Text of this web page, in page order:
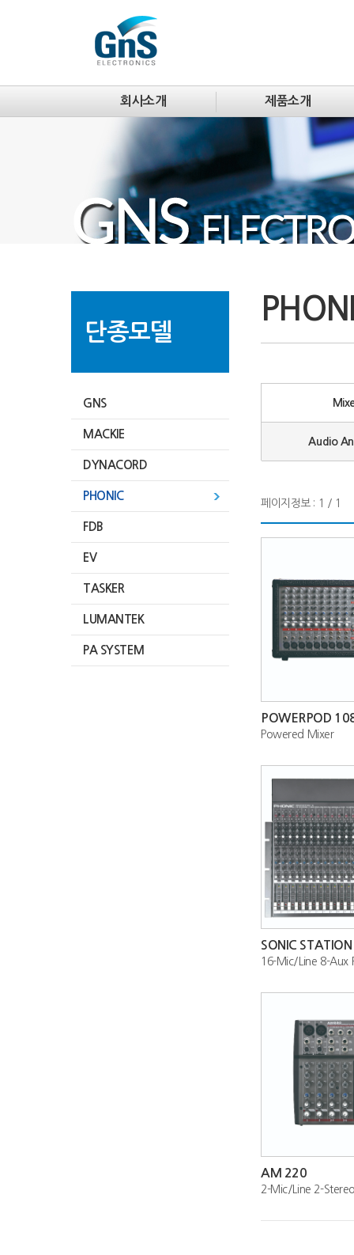
회사소개 제품소개
단종모델
GNS
MACKIE
DYNACORD
PHONIC
FDB
EV
TASKER
LUMANTEK
PA SYSTEM
Audio
페이지정보 : 1 / 1
POWERPOD
Powered Mixer
SONIC
AM 220